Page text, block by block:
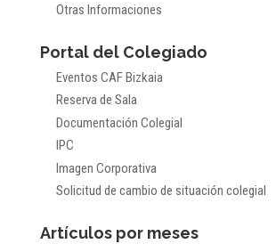
Otras Informaciones
Portal del Colegiado
Eventos CAF Bizkaia
Reserva de Sala
Documentación Colegial
IPC
Imagen Corporativa
Solicitud de cambio de situación colegial
Artículos por meses